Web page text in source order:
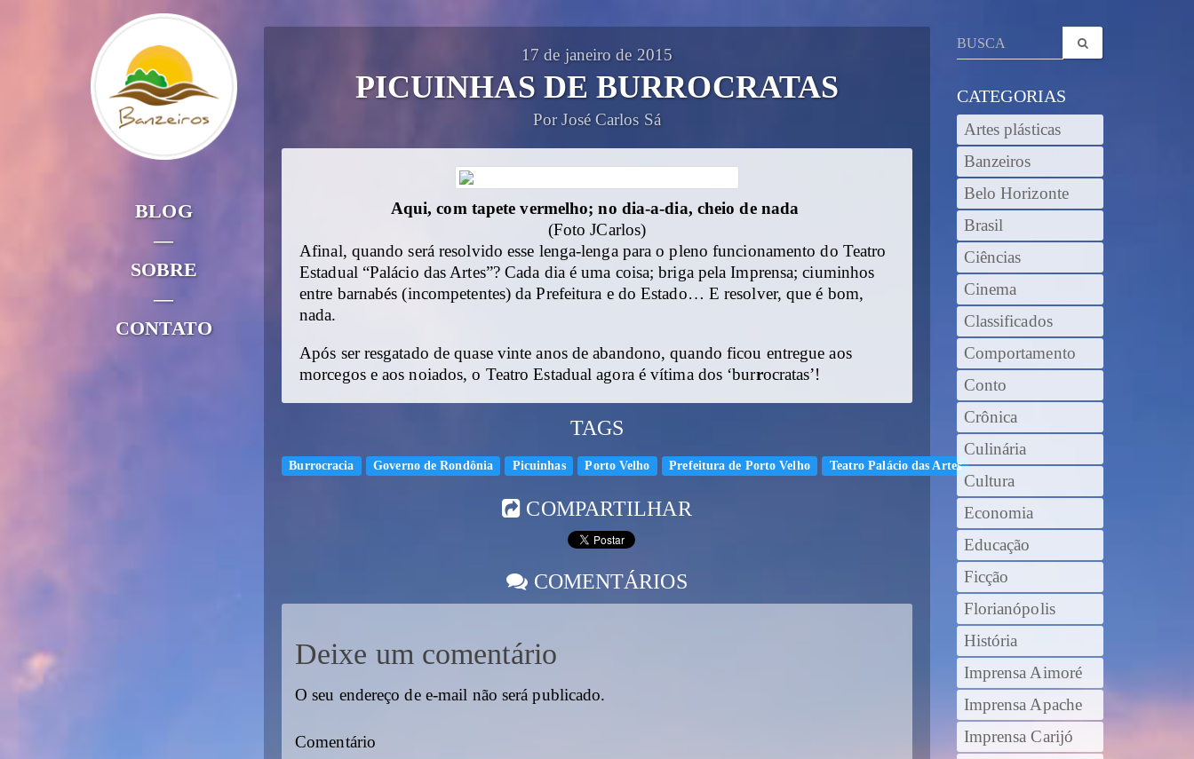
BLOG
—
SOBRE
—
CONTATO
17 de janeiro de 2015
PICUINHAS DE BURROCRATAS
Por José Carlos Sá
Aqui, com tapete vermelho; no dia-a-dia, cheio de nada
(Foto JCarlos)
Afinal, quando será resolvido esse lenga-lenga para o pleno funcionamento do Teatro
Estadual “Palácio das Artes”? Cada dia é uma coisa; briga pela Imprensa; ciuminhos
entre barnabés (incompetentes) da Prefeitura e do Estado… E resolver, que é bom,
nada.
Após ser resgatado de quase vinte anos de abandono, quando ficou entregue aos
morcegos e aos noiados, o Teatro Estadual agora é vítima dos ‘burrocratas’!
TAGS
Burrocracia Governo de Rondônia Picuinhas Porto Velho Prefeitura de Porto Velho Teatro Palácio das Artes
COMPARTILHAR
COMENTÁRIOS
Deixe um comentário
O seu endereço de e-mail não será publicado.
Comentário
CATEGORIAS
Artes plásticas
Banzeiros
Belo Horizonte
Brasil
Ciências
Cinema
Classificados
Comportamento
Conto
Crônica
Culinária
Cultura
Economia
Educação
Ficção
Florianópolis
História
Imprensa Aimoré
Imprensa Apache
Imprensa Carijó